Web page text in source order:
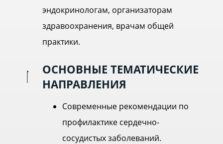
эндокринологам, организаторам
здравоохранения, врачам общей
практики.
ОСНОВНЫЕ ТЕМАТИЧЕСКИЕ
НАПРАВЛЕНИЯ
Современные рекомендации по
профилактике сердечно-
сосудистых заболеваний.